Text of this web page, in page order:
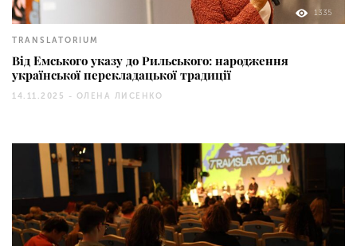
1335
TRANSLATORIUM
Від Емського указу до Рильського: народження
української перекладацької традиції
14.11.2025 - ОЛЕНА ЛИСЕНКО